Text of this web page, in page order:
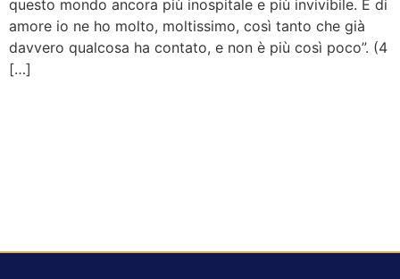
questo mondo ancora più inospitale e più invivibile. E di
amore io ne ho molto, moltissimo, così tanto che già
davvero qualcosa ha contato, e non è più così poco”. (4
[…]